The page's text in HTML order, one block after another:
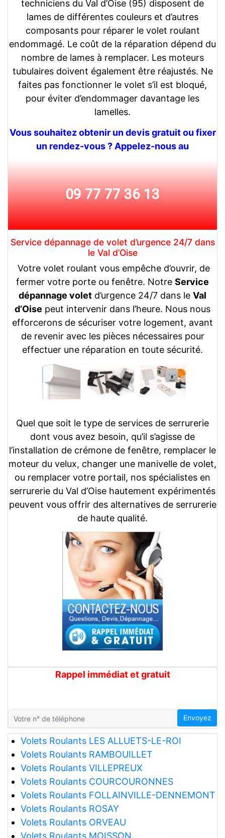
techniciens du Val d’Oise (95) disposent de
lames de différentes couleurs et d’autres
composants pour réparer le volet roulant
endommagé. Le coût de la réparation dépend du
nombre de lames à remplacer. Les moteurs
tubulaires doivent également être réajustés. Ne
faites pas fonctionner le volet s’il est bloqué,
pour éviter d’endommager davantage les
lamelles.
Vous souhaitez obtenir un devis gratuit ou fixer
un rendez-vous ? Appelez-nous au
09 77 77 36 13
Service dépannage de volet d’urgence 24/7 dans
le Val d’Oise
Votre volet roulant vous empêche d’ouvrir, de
fermer votre porte ou fenêtre. Notre Service
dépannage volet d’urgence 24/7 dans le Val
d’Oise peut intervenir dans l’heure. Nous nous
efforcerons de sécuriser votre logement, avant
de revenir avec les pièces nécessaires pour
effectuer une réparation en toute sécurité.
Quel que soit le type de services de serrurerie
dont vous avez besoin, qu’il s’agisse de
l’installation de crémone de fenêtre, remplacer le
moteur du velux, changer une manivelle de volet,
ou remplacer votre portail, nos spécialistes en
serrurerie du Val d’Oise hautement expérimentés
peuvent vous offrir des alternatives de serrurerie
de haute qualité.
Rappel immédiat et gratuit
Envoyez
Volets Roulants LES ALLUETS-LE-ROI
Volets Roulants RAMBOUILLET
Volets Roulants VILLEPREUX
Volets Roulants COURCOURONNES
Volets Roulants FOLLAINVILLE-DENNEMONT
Volets Roulants ROSAY
Volets Roulants ORVEAU
Volets Roulants MOISSON